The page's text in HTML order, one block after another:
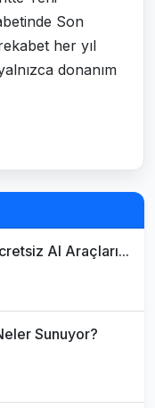
Son
her yıl
donanım
AI Araçları...
Sunuyor?